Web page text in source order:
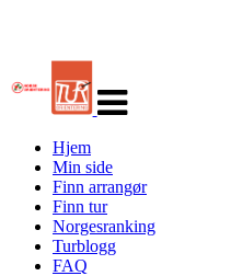
navigasjon
Hjem
Min side
Finn arrangør
Finn tur
Norgesranking
Turblogg
FAQ